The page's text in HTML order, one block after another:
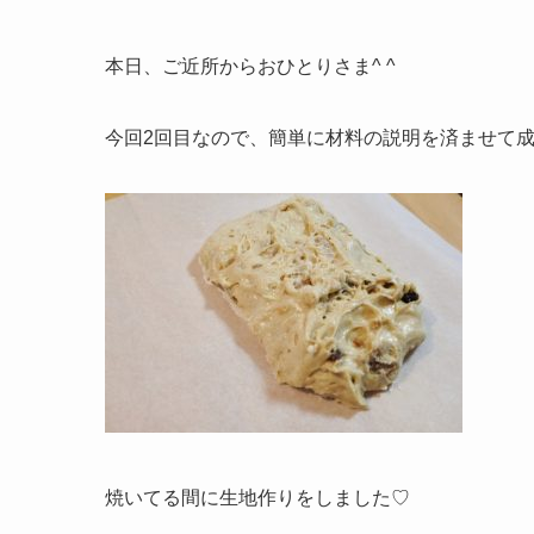
本日、ご近所からおひとりさま^ ^
今回2回目なので、簡単に材料の説明を済ませて成
焼いてる間に生地作りをしました♡